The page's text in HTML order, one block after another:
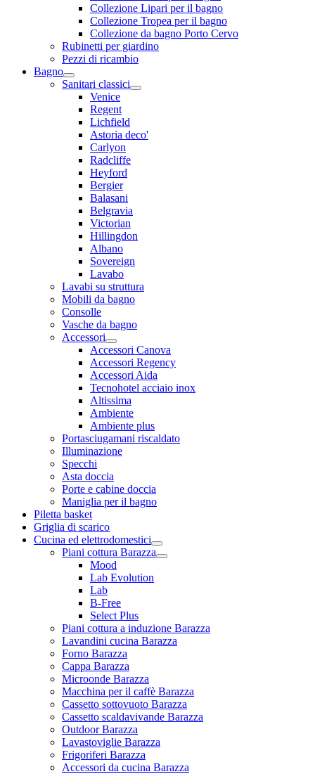
Collezione Lipari per il bagno
Collezione Tropea per il bagno
Collezione da bagno Porto Cervo
Rubinetti per giardino
Pezzi di ricambio
Bagno
Sanitari classici
Venice
Regent
Lichfield
Astoria deco'
Carlyon
Radcliffe
Heyford
Bergier
Balasani
Belgravia
Victorian
Hillingdon
Albano
Sovereign
Lavabo
Lavabi su struttura
Mobili da bagno
Consolle
Vasche da bagno
Accessori
Accessori Canova
Accessori Regency
Accessori Aida
Tecnohotel acciaio inox
Altissima
Ambiente
Ambiente plus
Portasciugamani riscaldato
Illuminazione
Specchi
Asta doccia
Porte e cabine doccia
Maniglia per il bagno
Piletta basket
Griglia di scarico
Cucina ed elettrodomestici
Piani cottura Barazza
Mood
Lab Evolution
Lab
B-Free
Select Plus
Piani cottura a induzione Barazza
Lavandini cucina Barazza
Forno Barazza
Cappa Barazza
Microonde Barazza
Macchina per il caffè Barazza
Cassetto sottovuoto Barazza
Cassetto scaldavivande Barazza
Outdoor Barazza
Lavastoviglie Barazza
Frigoriferi Barazza
Accessori da cucina Barazza